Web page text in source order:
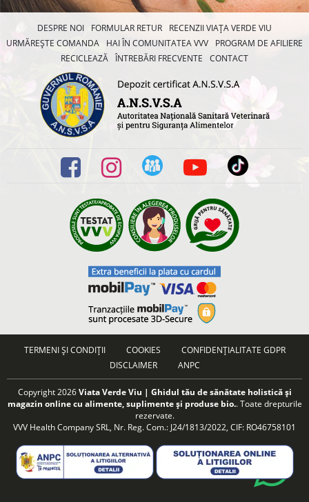
DESPRE NOI FORMULAR RETUR
RECENZII VIAȚA VERDE VIU
URMĂREȘTE COMANDA
HAI ÎN COMUNITATEA VVV
PROGRAM DE AFILIERE
RECICLEAZĂ ÎNTREBĂRI FRECVENTE CONTACT
TERMENI ȘI CONDIȚII COOKIES
CONFIDENȚIALITATE GDPR
DISCLAIMER
ANPC
Copyright 2026Viata Verde Viu | Ghidul tău de sănătate holistică și
magazin online cu alimente, suplimente și produse bio.. Toate drepturile
rezervate.
VVV Health Company SRL, Nr. Reg. Com.: J24/1813/2022, CIF: RO46758101